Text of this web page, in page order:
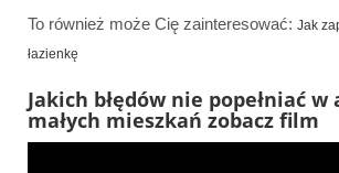
To również może Cię zainteresować: Jak
łazienkę
Jakich błędów nie popełniać w
małych mieszkań zobacz film